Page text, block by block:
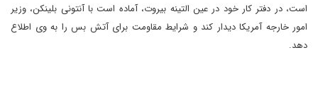
است، در دفتر کار خود در عین التینه بیروت، آماده است با آنتونی بلینکن، وزیر
امور خارجه آمریکا دیدار کند و شرایط مقاومت برای آتش بس را به وی اطلاع
دهد.